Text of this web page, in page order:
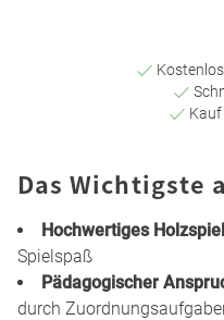
Das Wichtigste
Hochwertiges
Spielspaß
Pädagogischer
durch